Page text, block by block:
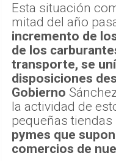
Esta situación
mitad del año
incremento de
de los
transporte, se
disposiciones
Gobierno
la actividad de
pequeñas
pymes que
comercios de